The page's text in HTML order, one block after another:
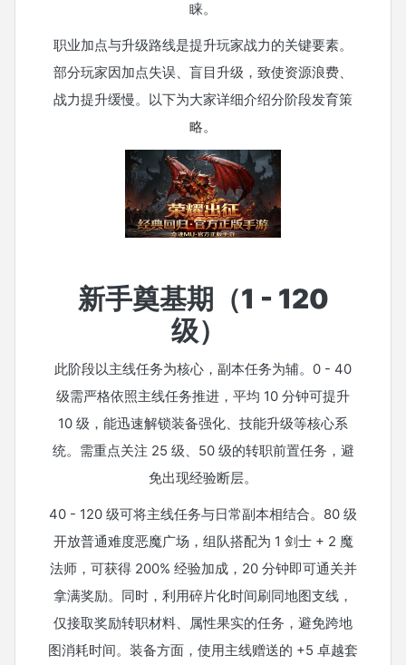
睐。
职业加点与升级路线是提升玩家战力的关键要素。
部分玩家因加点失误、盲目升级，致使资源浪费、
战力提升缓慢。以下为大家详细介绍分阶段发育策
略。
新手奠基期（1 - 120
级）
此阶段以主线任务为核心，副本任务为辅。0 - 40
级需严格依照主线任务推进，平均 10 分钟可提升
10 级，能迅速解锁装备强化、技能升级等核心系
统。需重点关注 25 级、50 级的转职前置任务，避
免出现经验断层。
40 - 120 级可将主线任务与日常副本相结合。80 级
开放普通难度恶魔广场，组队搭配为 1 剑士 + 2 魔
法师，可获得 200% 经验加成，20 分钟即可通关并
拿满奖励。同时，利用碎片化时间刷同地图支线，
仅接取奖励转职材料、属性果实的任务，避免跨地
图消耗时间。装备方面，使用主线赠送的 +5 卓越套